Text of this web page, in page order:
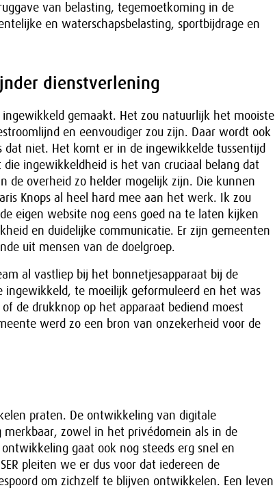
van belasting, tegemoetkoming in de
en waterschapsbelasting, sportbijdrage en
dienstverlening
gemaakt. Het zou natuurlijk het mooiste
en eenvoudiger zou zijn. Daar wordt ook
niet. Het komt er in de ingewikkelde tussentijd
ingewikkeldheid is het van cruciaal belang dat
de overheid zo helder mogelijk zijn. Die kunnen
Knops al heel hard mee aan het werk. Ik zou
eigen website nog eens goed na te laten kijken
en duidelijke communicatie. Er zijn gemeenten
uit mensen van de doelgroep.
al vastliep bij het bonnetjesapparaat bij de
ingewikkeld, te moeilijk geformuleerd en het was
de drukknop op het apparaat bediend moest
werd zo een bron van onzekerheid voor de
praten. De ontwikkeling van digitale
zowel in het privédomein als in de
gaat ook nog steeds erg snel en
pleiten we er dus voor dat iedereen de
om zichzelf te blijven ontwikkelen. Een leven